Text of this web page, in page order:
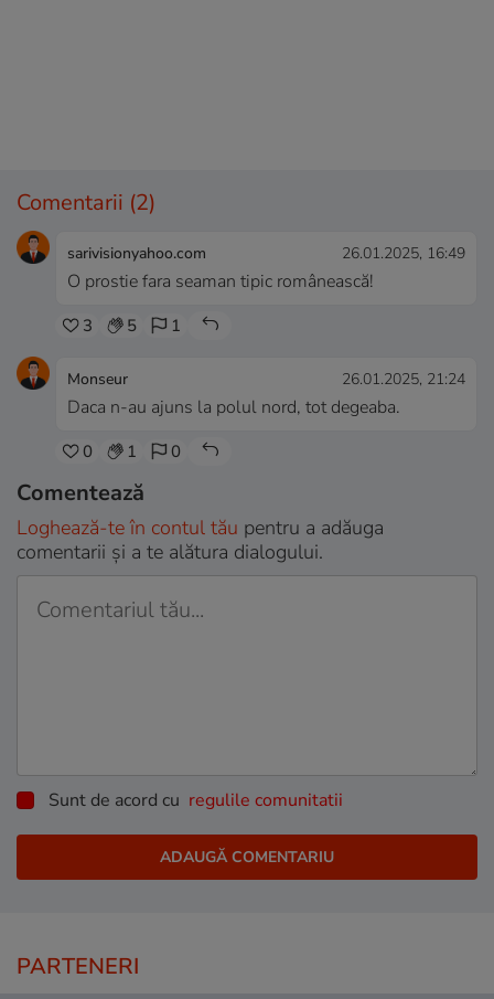
Comentarii (2)
sarivisionyahoo.com 26.01.2025, 16:49
O prostie fara seaman tipic românească!
3 5 1
Monseur 26.01.2025, 21:24
Daca n-au ajuns la polul nord, tot degeaba.
0 1 0
Comentează
Loghează-te în contul tău pentru a adăuga
comentarii și a te alătura dialogului.
Sunt de acord cu regulile comunitatii
PARTENERI